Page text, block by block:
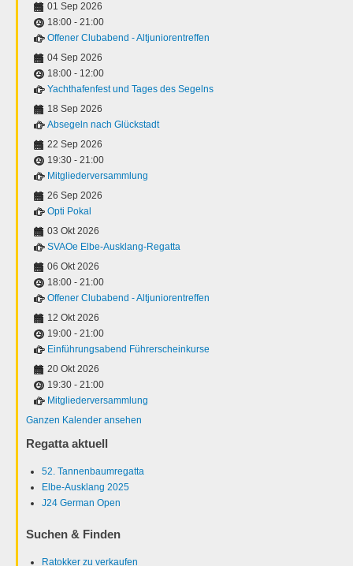
01 Sep 2026
18:00 - 21:00
Offener Clubabend - Altjuniorentreffen
04 Sep 2026
18:00 - 12:00
Yachthafenfest und Tages des Segelns
18 Sep 2026
Absegeln nach Glückstadt
22 Sep 2026
19:30 - 21:00
Mitgliederversammlung
26 Sep 2026
Opti Pokal
03 Okt 2026
SVAOe Elbe-Ausklang-Regatta
06 Okt 2026
18:00 - 21:00
Offener Clubabend - Altjuniorentreffen
12 Okt 2026
19:00 - 21:00
Einführungsabend Führerscheinkurse
20 Okt 2026
19:30 - 21:00
Mitgliederversammlung
Ganzen Kalender ansehen
Regatta aktuell
52. Tannenbaumregatta
Elbe-Ausklang 2025
J24 German Open
Suchen & Finden
Ratokker zu verkaufen